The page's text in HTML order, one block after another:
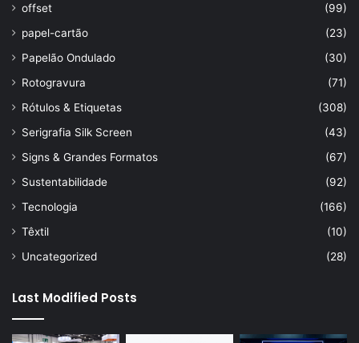
offset
(99)
papel-cartão
(23)
Papelão Ondulado
(30)
Rotogravura
(71)
Rótulos & Etiquetas
(308)
Serigrafia Silk Screen
(43)
Signs & Grandes Formatos
(67)
Sustentabilidade
(92)
Tecnologia
(166)
Têxtil
(10)
Uncategorized
(28)
Last Modified Posts